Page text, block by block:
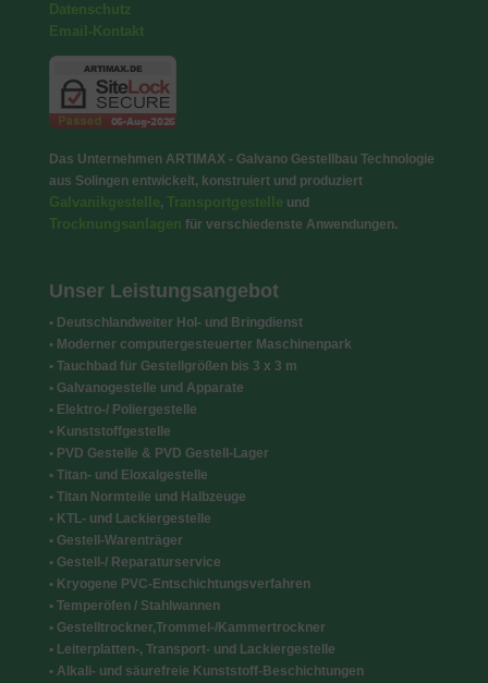
Datenschutz
Email-Kontakt
Das Unternehmen ARTIMAX - Galvano Gestellbau Technologie
aus Solingen entwickelt, konstruiert und produziert
Galvanikgestelle, Transportgestelle und
Trocknungsanlagen für verschiedenste Anwendungen.
Unser Leistungsangebot
• Deutschlandweiter Hol- und Bringdienst
• Moderner computergesteuerter Maschinenpark
• Tauchbad für Gestellgrößen bis 3 x 3 m
• Galvanogestelle und Apparate
• Elektro-/ Poliergestelle
• Kunststoffgestelle
• PVD Gestelle & PVD Gestell-Lager
• Titan- und Eloxalgestelle
• Titan Normteile und Halbzeuge
• KTL- und Lackiergestelle
• Gestell-Warenträger
• Gestell-/ Reparaturservice
• Kryogene PVC-Entschichtungsverfahren
• Temperöfen / Stahlwannen
• Gestelltrockner,Trommel-/Kammertrockner
• Leiterplatten-, Transport- und Lackiergestelle
• Alkali- und säurefreie Kunststoff-Beschichtungen